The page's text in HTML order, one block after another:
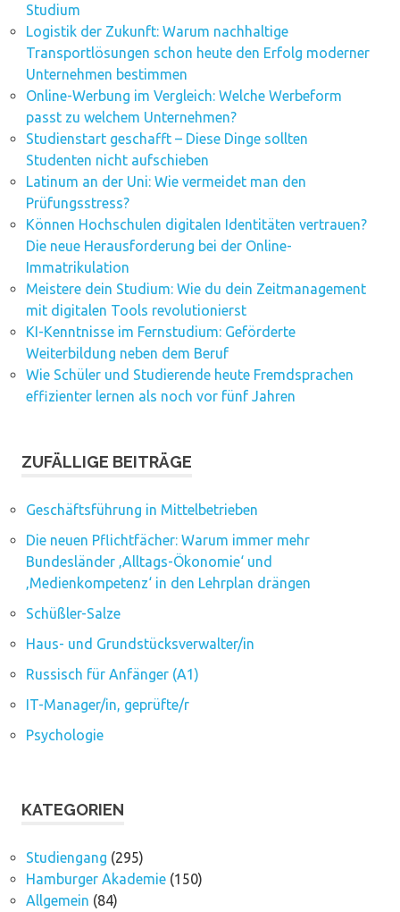
Studium
Logistik der Zukunft: Warum nachhaltige
Transportlösungen schon heute den Erfolg moderner
Unternehmen bestimmen
Online-Werbung im Vergleich: Welche Werbeform
passt zu welchem Unternehmen?
Studienstart geschafft – Diese Dinge sollten
Studenten nicht aufschieben
Latinum an der Uni: Wie vermeidet man den
Prüfungsstress?
Können Hochschulen digitalen Identitäten vertrauen?
Die neue Herausforderung bei der Online-
Immatrikulation
Meistere dein Studium: Wie du dein Zeitmanagement
mit digitalen Tools revolutionierst
KI-Kenntnisse im Fernstudium: Geförderte
Weiterbildung neben dem Beruf
Wie Schüler und Studierende heute Fremdsprachen
effizienter lernen als noch vor fünf Jahren
ZUFÄLLIGE BEITRÄGE
Geschäftsführung in Mittelbetrieben
Die neuen Pflichtfächer: Warum immer mehr
Bundesländer ‚Alltags-Ökonomie‘ und
‚Medienkompetenz‘ in den Lehrplan drängen
Schüßler-Salze
Haus- und Grundstücksverwalter/in
Russisch für Anfänger (A1)
IT-Manager/in, geprüfte/r
Psychologie
KATEGORIEN
Studiengang (295)
Hamburger Akademie(150)
Allgemein (84)